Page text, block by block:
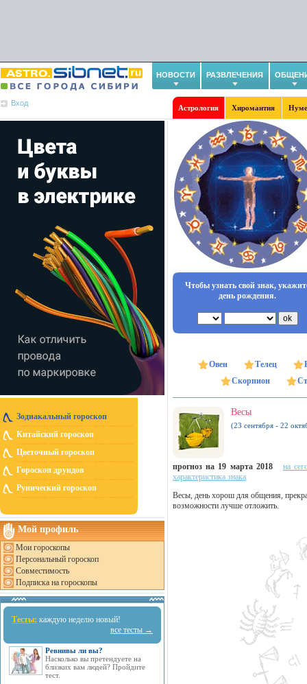
НОВОСТИ РАЗВЛЕЧЕНИЯ
Вход
Астрология Хиромантия
Зодиакальный гороскоп
Китайский гороскоп
Цветочный гороскоп
Гороскоп друидов
Рунический гороскоп
Мой профиль
Мои гороскопы
Персональный гороскоп
Совместимость
Подписка на гороскопы
Тесты: каждую неделю новый!
все тесты →
Ревнивы ли вы?
Насколько вы претендуете на
близких вам людей? Пройдите
тест.
Чтобы узнать свой знак,
день рождения.
Овен Телец
Скорпион
Весы
(23 сентября - 22
прогноз на 19 марта 2018
на
характеристика знака
Весы, день хорош для общения,
возможности лучше отложить.